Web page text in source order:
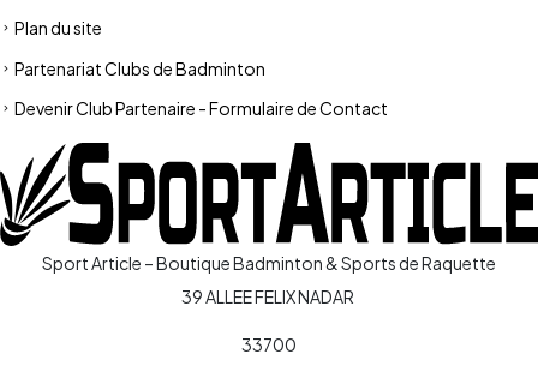
Plan du site
Partenariat Clubs de Badminton
Devenir Club Partenaire - Formulaire de Contact
Sport Article – Boutique Badminton & Sports de Raquette
39 ALLEE FELIX NADAR
33700